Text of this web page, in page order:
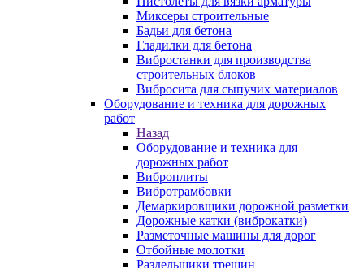
Миксеры строительные
Бадьи для бетона
Гладилки для бетона
Вибростанки для производства
строительных блоков
Вибросита для сыпучих материалов
Оборудование и техника для дорожных
работ
Назад
Оборудование и техника для
дорожных работ
Виброплиты
Вибротрамбовки
Демаркировщики дорожной разметки
Дорожные катки (виброкатки)
Разметочные машины для дорог
Отбойные молотки
Раздельщики трещин